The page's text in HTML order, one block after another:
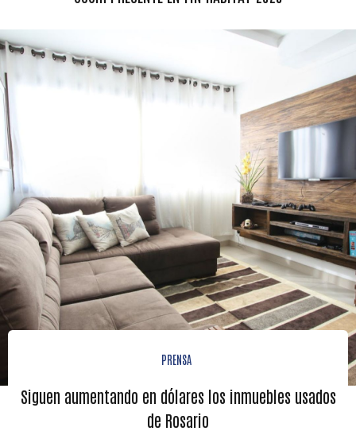
PRENSA
Siguen aumentando en dólares los inmuebles usados
de Rosario